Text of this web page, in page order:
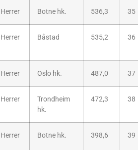
Herrer Botne hk. 536,3 35
Herrer Båstad 535,2 36
Herrer Oslo hk. 487,0 37
Herrer
Trondheim
hk.
472,3 38
Herrer Botne hk. 398,6 39